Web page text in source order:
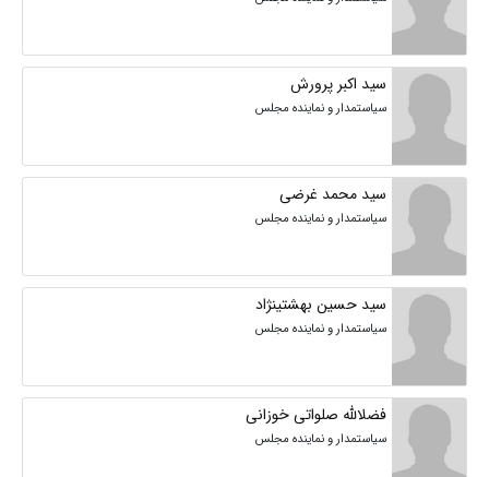
سید اکبر پرورش
سیاستمدار و نماینده مجلس
سید محمد غرضی
سیاستمدار و نماینده مجلس
سید حسین بهشتینژاد
سیاستمدار و نماینده مجلس
فضلالله صلواتی خوزانی
سیاستمدار و نماینده مجلس